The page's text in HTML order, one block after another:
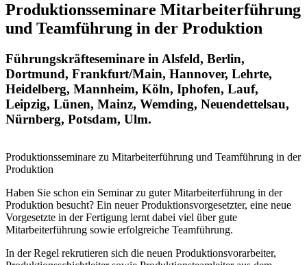
Produktionsseminare Mitarbeiterführung
und Teamführung in der Produktion
Führungskräfteseminare in Alsfeld, Berlin,
Dortmund, Frankfurt/Main, Hannover, Lehrte,
Heidelberg, Mannheim, Köln, Iphofen, Lauf,
Leipzig, Lünen, Mainz, Wemding, Neuendettelsau,
Nürnberg, Potsdam, Ulm.
Produktionsseminare zu Mitarbeiterführung und Teamführung in der
Produktion
Haben Sie schon ein Seminar zu guter Mitarbeiterführung in der
Produktion besucht? Ein neuer Produktionsvorgesetzter, eine neue
Vorgesetzte in der Fertigung lernt dabei viel über gute
Mitarbeiterführung sowie erfolgreiche Teamführung.
In der Regel rekrutieren sich die neuen Produktionsvorarbeiter,